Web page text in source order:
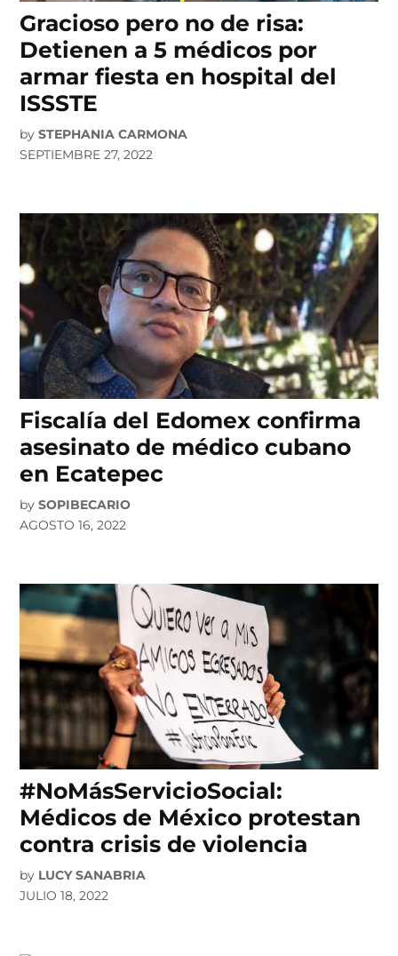
Gracioso pero no de risa:
Detienen a 5 médicos por
armar fiesta en hospital del
ISSSTE
by STEPHANIA CARMONA
SEPTIEMBRE 27, 2022
Fiscalía del Edomex confirma
asesinato de médico cubano
en Ecatepec
by SOPIBECARIO
AGOSTO 16, 2022
#NoMásServicioSocial:
Médicos de México protestan
contra crisis de violencia
by LUCY SANABRIA
JULIO 18, 2022